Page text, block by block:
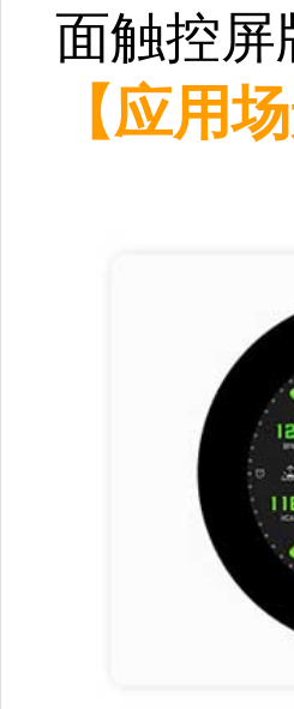
面触控屏
【应用场